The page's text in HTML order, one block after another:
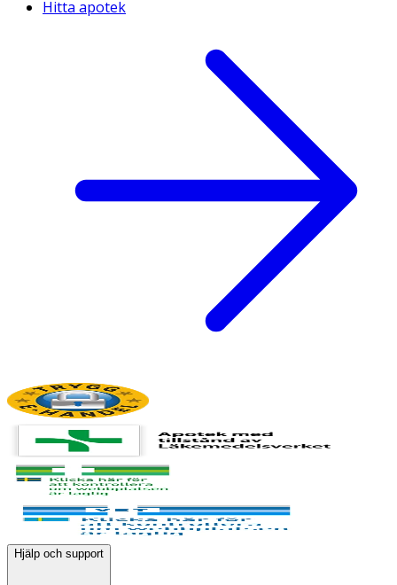
Hitta apotek
Hjälp och support